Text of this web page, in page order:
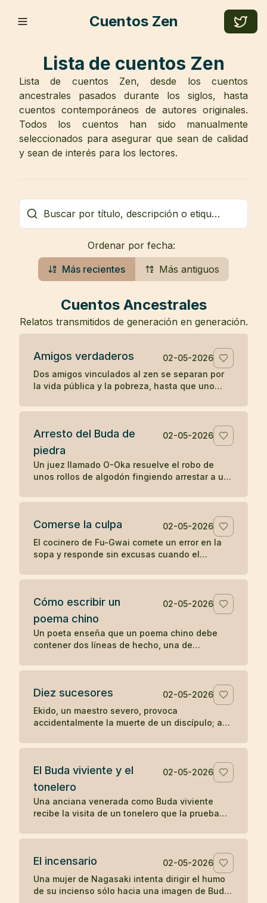
Cuentos Zen
Lista de cuentos Zen
Lista de cuentos Zen, desde los cuentos
ancestrales pasados durante los siglos, hasta
cuentos contemporáneos de autores originales.
Todos los cuentos han sido manualmente
seleccionados para asegurar que sean de calidad
y sean de interés para los lectores.
Ordenar por fecha:
Más recientes
Más antiguos
Cuentos Ancestrales
Relatos transmitidos de generación en generación.
Amigos verdaderos
02-05-2026
Dos amigos vinculados al zen se separan por
la vida pública y la pobreza, hasta que uno
cuerpo con gratitud.
Arresto del Buda de
piedra
02-05-2026
Un juez llamado O-Oka resuelve el robo de
unos rollos de algodón fingiendo arrestar a un
práctica puede revelar lo oculto.
Comerse la culpa
02-05-2026
El cocinero de Fu-Gwai comete un error en la
sopa y responde sin excusas cuando el
Cómo escribir un
poema chino
02-05-2026
Un poeta enseña que un poema chino debe
contener dos líneas de hecho, una de
escena mínima que revela algo entero.
Diez sucesores
02-05-2026
Ekido, un maestro severo, provoca
accidentalmente la muerte de un discípulo; aun
sucesores iluminados.
El Buda viviente y el
tonelero
02-05-2026
Una anciana venerada como Buda viviente
recibe la visita de un tonelero que la prueba
fama sostiene el contacto real.
El incensario
02-05-2026
Una mujer de Nagasaki intenta dirigir el humo
de su incienso sólo hacia una imagen de Buda,